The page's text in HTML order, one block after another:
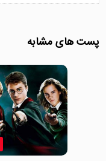
پست های مشابه